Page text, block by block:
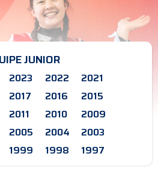
JUNIOR
2023 2022
2021
2017 2016
2015
2011 2010
2009
2005 2004
2003
1999 1998 1997